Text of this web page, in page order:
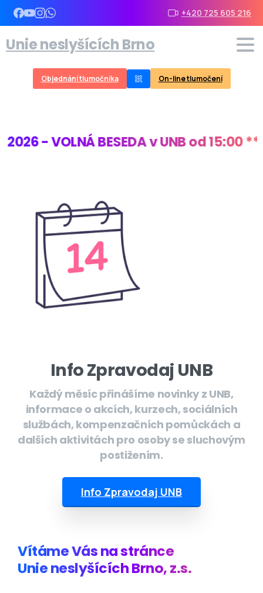
+420 725 605 216
Unie neslyšících Brno
Objednání tlumočníka On-line tlumočení
- VOLNÁ BESEDA v UNB od 15:00 ***
Info Zpravodaj UNB
Každý měsíc přinášíme novinky z UNB,
informace o akcích, kurzech, sociálních
službách, kompenzačních pomůckách a
dalších aktivitách pro osoby se sluchovým
postižením.
Info Zpravodaj UNB
Vítáme Vás na stránce
Unie neslyšících Brno, z.s.